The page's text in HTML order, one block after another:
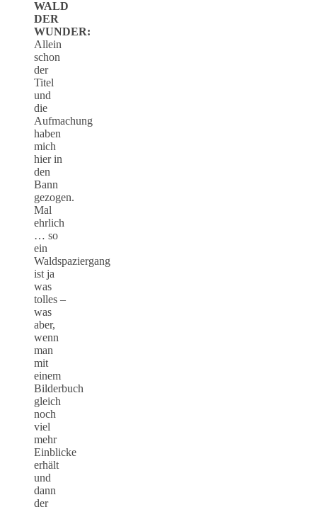
WALD
DER
WUNDER:
Allein
schon
der
Titel
und
die
Aufmachung
haben
mich
hier in
den
Bann
gezogen.
Mal
ehrlich
… so
ein
Waldspaziergang
ist ja
was
tolles –
was
aber,
wenn
man
mit
einem
Bilderbuch
gleich
noch
viel
mehr
Einblicke
erhält
und
dann
der